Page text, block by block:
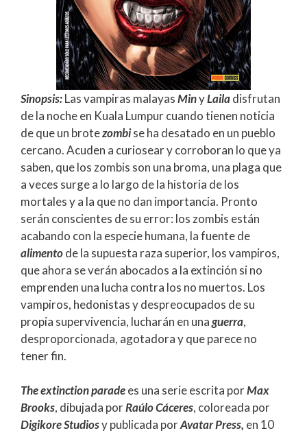
Sinopsis:Las vampiras malayasMinyLailadisfrutan
de la noche en Kuala Lumpur cuando tienen noticia
de que un brotezombise ha desatado en un pueblo
cercano. Acuden a curiosear y corroboran lo que ya
saben, que los zombis son una broma, una plaga que
a veces surge a lo largo de la historia de los
mortales y a la que no dan importancia. Pronto
serán conscientes de su error: los zombis están
acabando con la especie humana, la fuente de
alimentode la supuesta raza superior, los vampiros,
que ahora se verán abocados a la extinción si no
emprenden una lucha contra los no muertos. Los
vampiros, hedonistas y despreocupados de su
propia supervivencia, lucharán en unaguerra,
desproporcionada, agotadora y que parece no
tener fin.
The extinction paradees una serie escrita porMax
Brooks, dibujada porRaúlo Cáceres, coloreada por
Digikore Studiosy publicada porAvatar Press, en 10